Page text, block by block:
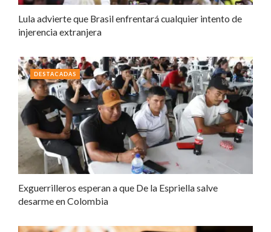
Lula advierte que Brasil enfrentará cualquier intento de
injerencia extranjera
Exguerrilleros esperan a que De la Espriella salve
desarme en Colombia
DESTACADAS